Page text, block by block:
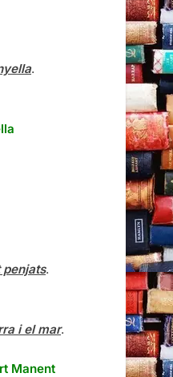
.
penjats.
i el mar.
Manent